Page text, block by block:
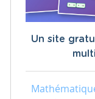
Un site